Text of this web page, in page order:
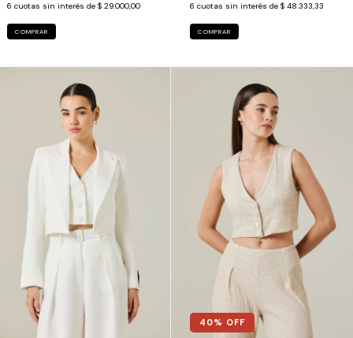
6 cuotas sin interés de $ 29.000,00
COMPRAR
6 cuotas sin interés de $ 48.333,33
COMPRAR
40% OFF